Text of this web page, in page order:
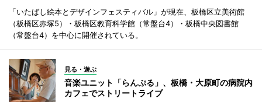
「いたばし絵本とデザインフェスティバル」が現在、板橋区立美術館
（板橋区赤塚5）・板橋区教育科学館（常盤台4）・板橋中央図書館
（常盤台4）を中心に開催されている。
見る・遊ぶ
音楽ユニット「らんぷる」、板橋・大原町の病院内
カフェでストリートライブ